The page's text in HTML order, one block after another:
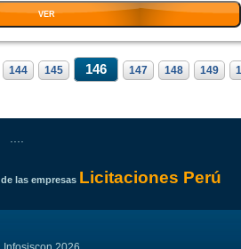
VER
144 145 146 147 148 149
las empresas Licitaciones Perú